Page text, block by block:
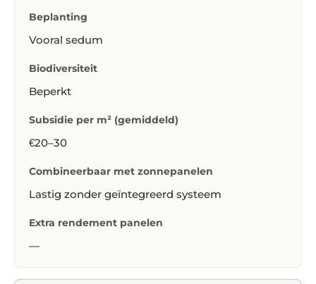
Beplanting
Vooral sedum
Biodiversiteit
Beperkt
Subsidie per m² (gemiddeld)
€20–30
Combineerbaar met zonnepanelen
Lastig zonder geïntegreerd systeem
Extra rendement panelen
—